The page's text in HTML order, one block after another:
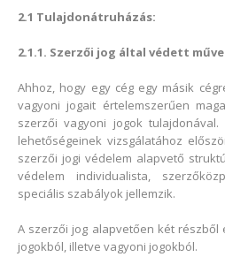
2.1 Tulajdonátruházás:
2.1.1. Szerzői jog által védett
Ahhoz, hogy egy cég egy másik
vagyoni jogait értelemszerűen
szerzői vagyoni jogok
lehetőségeinek vizsgálatához
szerzői jogi védelem alapvető
védelem individualista,
speciális szabályok jellemzik.
A szerzői jog alapvetően két
jogokból, illetve vagyoni jogokból.